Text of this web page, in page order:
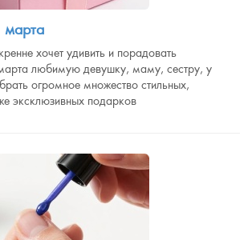
хочет удивить и порадовать
любимую девушку, маму, сестру, у
огромное множество стильных,
эксклюзивных подарков